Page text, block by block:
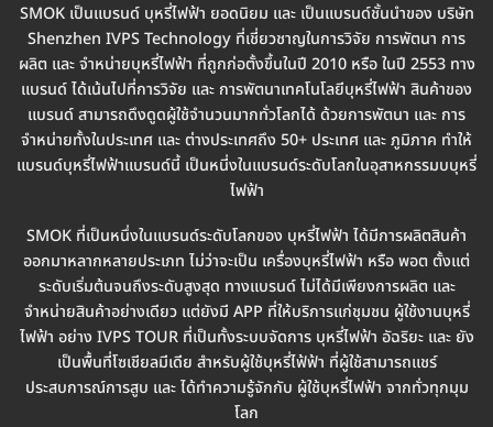
SMOK เป็นแบรนด์ บุหรี่ไฟฟ้า ยอดนิยม และ เป็นแบรนด์ชั้นนำของ บริษัท
Shenzhen IVPS Technology ที่เชี่ยวชาญในการวิจัย การพัตนา การ
ผลิต และ จำหน่ายบุหรี่ไฟฟ้า ที่ถูกก่อตั้งขึ้นในปี 2010 หรือ ในปี 2553 ทาง
แบรนด์ ได้เน้นไปที่การวิจัย และ การพัตนาเทคโนโลยีบุหรี่ไฟฟ้า สินค้าของ
แบรนด์ สามารถดึงดูดผู้ใช้จำนวนมากทั่วโลกได้ ด้วยการพัตนา และ การ
จำหน่ายทั้งในประเทศ และ ต่างประเทศถึง 50+ ประเทศ และ ภูมิภาค ทำให้
แบรนด์บุหรี่ไฟฟ้าแบรนด์นี้ เป็นหนี่งในแบรนด์ระดับโลกในอุสาหกรรมบบุหรี่
ไฟฟ้า
SMOK ที่เป็นหนึ่งในแบรนด์ระดับโลกของ บุหรี่ไฟฟ้า ได้มีการผลิตสินค้า
ออกมาหลากหลายประเภท ไม่ว่าจะเป็น เครื่องบุหรี่ไฟฟ้า หรือ พอต ตั้งแต่
ระดับเริ่มต้นจนถึงระดับสูงสุด ทางแบรนด์ ไม่ได้มีเพียงการผลิต และ
จำหน่ายสินค้าอย่างเดียว แต่ยังมี APP ที่ให้บริการแก่ชุมชน ผู้ใช้งานบุหรี่
ไฟฟ้า อย่าง IVPS TOUR ที่เป็นทั้งระบบจัดการ บุหรี่ไฟฟ้า อัฉริยะ และ ยัง
เป็นพื้นที่โซเชียลมีเดีย สำหรับผู้ใช้บุหรี่ไฟ้ฟ้า ที่ผู้ใช้สามารถแชร์
ประสบการณ์การสูบ และ ได้ทำความรู้จักกับ ผู้ใช้บุหรี่ไฟฟ้า จากทั่วทุกมุม
โลก